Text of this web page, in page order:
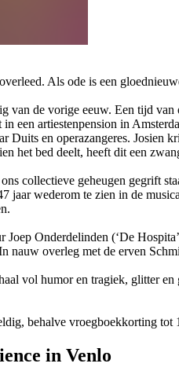
Als ode is een
van de vorige eeuw. Een tijd
een artiestenpension in
Duits en operazangeres.
het bed deelt, heeft dit een
collectieve geheugen gegrift
jaar wederom te zien in de
Joep Onderdelinden (‘De
nauw overleg met de erven
vol humor en tragiek, glitter
behalve vroegboekkorting tot
in Venlo